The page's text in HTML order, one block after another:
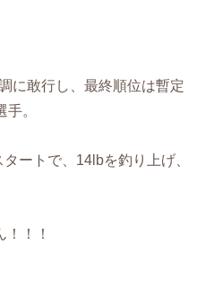
に敢行し、最終順位は暫定
。
ートで、14lbを釣り上げ、
！！